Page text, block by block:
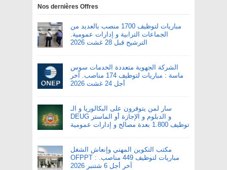
Nos dernières Offres
مباريات لتوظيف 1700 منصب بالعديد من
الجماعات الترابية و إدارات عمومية.
الترشيح قبل 28 غشت 2026
الشركة الجهوية متعددة الخدمات سوس
ماسة : مباريات لتوظيف 174 مناصب. آخر
أجل 24 غشت 2026
سار لمن يتوفرون على البكالوريا و الـ
DEUG و الدبلوم و الإجازة أو الماستر
توظيف 1.800 بعدة مصالح و إدارات عمومية
مكتب التكوين المهني وإنعاش الشغل
OFPPT : مباريات لتوظيف 449 مناصب.
آخر أجل 6 شتنبر 2026